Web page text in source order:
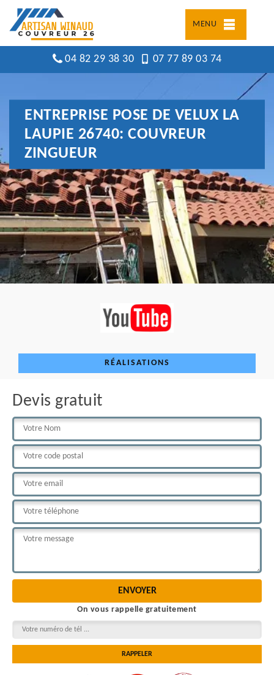
MENU
04 82 29 38 30 07 77 89 03 74
ENTREPRISE POSE DE VELUX LA
LAUPIE 26740: COUVREUR
ZINGUEUR
RÉALISATIONS
Devis gratuit
On vous rappelle gratuitement